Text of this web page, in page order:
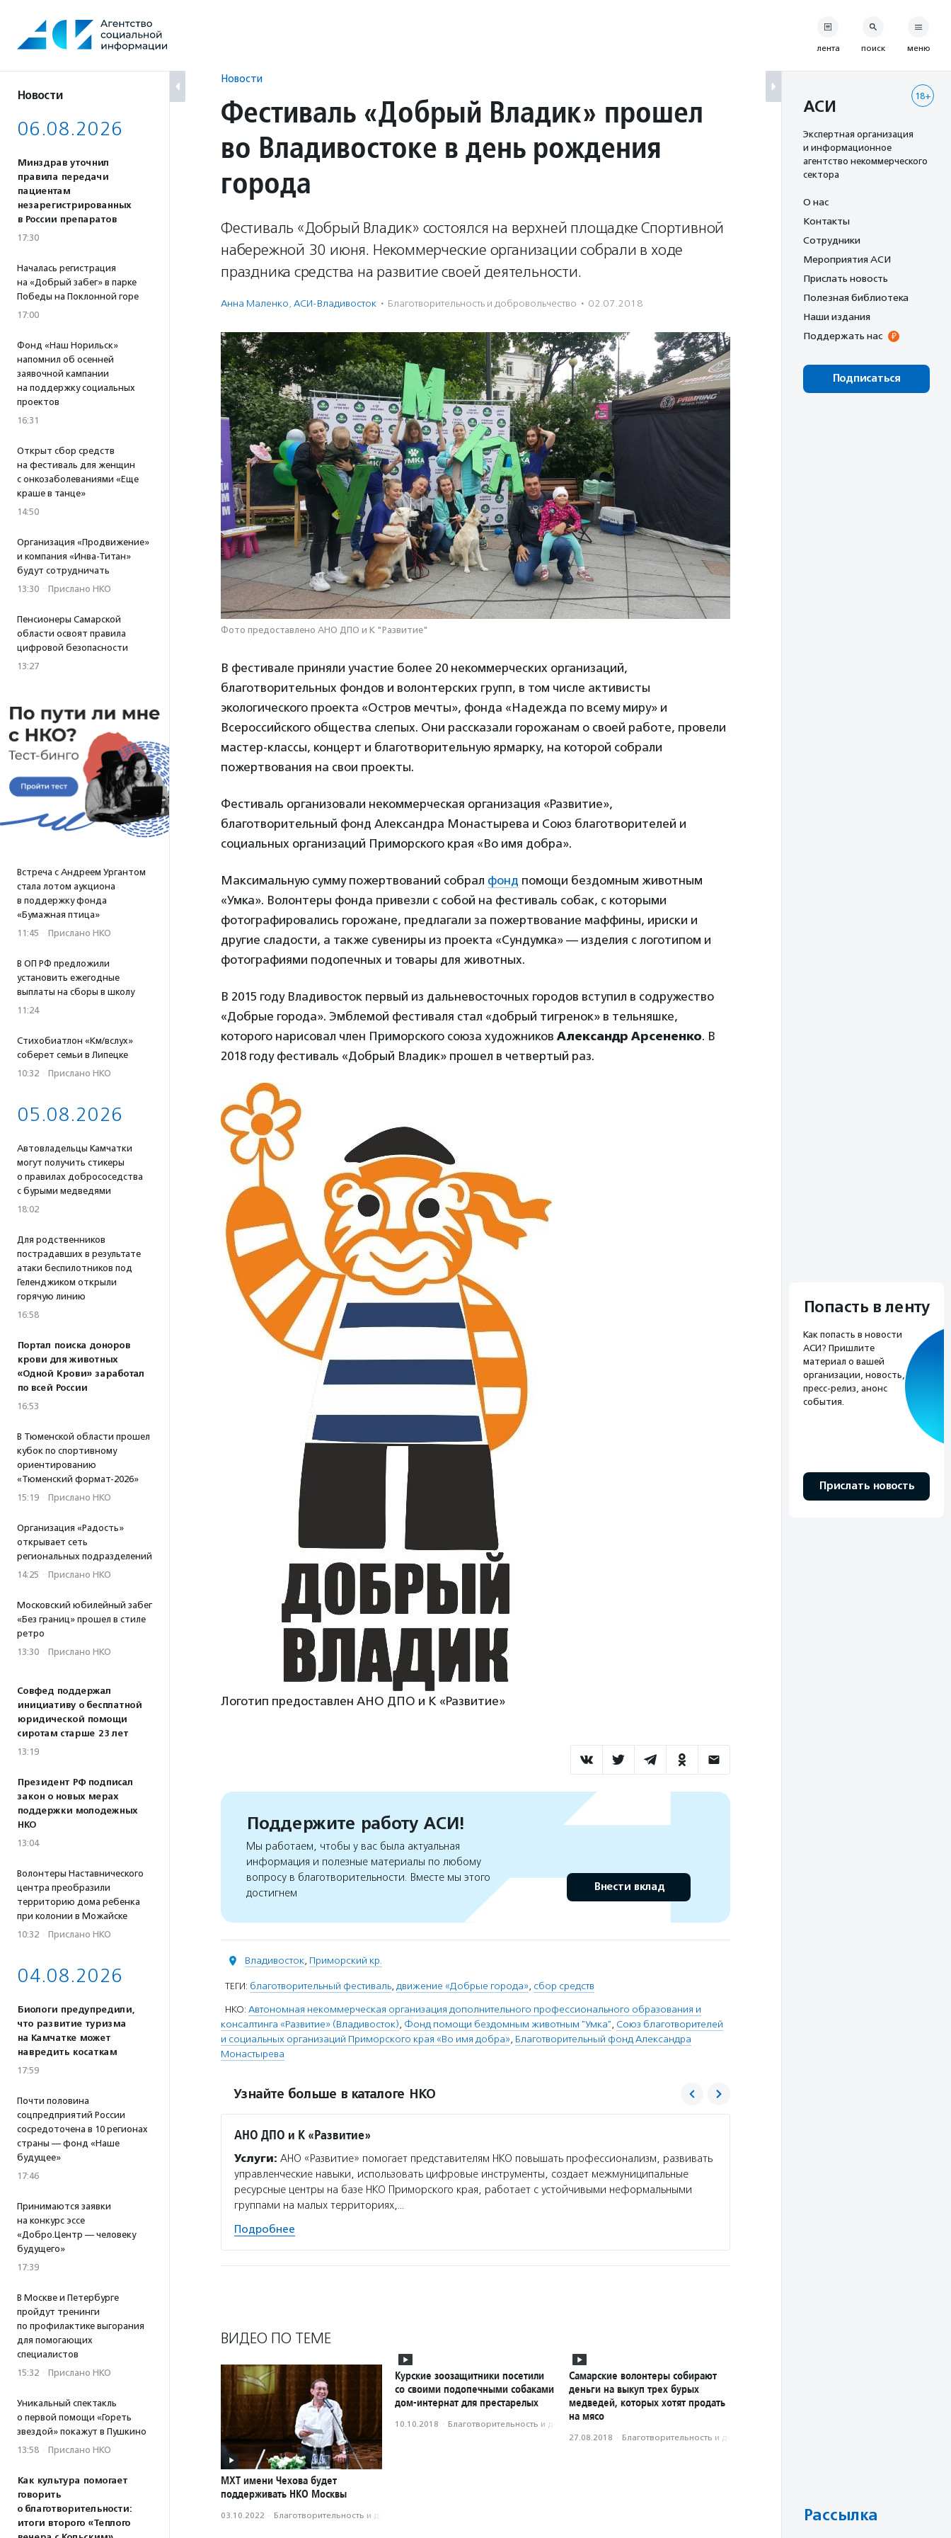
содержанию
Новости
06.08.2026
Минздрав уточнил
правила передачи
пациентам
незарегистрированных
в России препаратов
17:30
Началась регистрация
на «Добрый забег» в парке
Победы на Поклонной горе
17:00
Фонд «Наш Норильск»
напомнил об осенней
заявочной кампании
на поддержку социальных
проектов
16:31
Открыт сбор средств
на фестиваль для женщин
с онкозаболеваниями «Еще
краше в танце»
14:50
Организация «Продвижение»
и компания «Инва-Титан»
будут сотрудничать
13:30 · Прислано НКО
Пенсионеры Самарской
области освоят правила
цифровой безопасности
13:27
Встреча с Андреем Ургантом
стала лотом аукциона
в поддержку фонда
«Бумажная птица»
11:45 · Прислано НКО
В ОП РФ предложили
установить ежегодные
выплаты на сборы в школу
11:24
Стихобиатлон «Км/вслух»
соберет семьи в Липецке
10:32 · Прислано НКО
05.08.2026
Автовладельцы Камчатки
могут получить стикеры
о правилах добрососедства
с бурыми медведями
18:02
Для родственников
пострадавших в результате
атаки беспилотников под
Геленджиком открыли
горячую линию
16:58
Портал поиска доноров
крови для животных
«Одной Крови» заработал
по всей России
16:53
В Тюменской области прошел
кубок по спортивному
ориентированию
«Тюменский формат-2026»
15:19 · Прислано НКО
Организация «Радость»
открывает сеть
региональных подразделений
14:25 · Прислано НКО
Московский юбилейный забег
«Без границ» прошел в стиле
ретро
13:30 · Прислано НКО
Совфед поддержал
инициативу о бесплатной
юридической помощи
сиротам старше 23 лет
13:19
Президент РФ подписал
закон о новых мерах
поддержки молодежных
НКО
13:04
Волонтеры Наставнического
центра преобразили
территорию дома ребенка
при колонии в Можайске
10:32 · Прислано НКО
04.08.2026
Биологи предупредили,
что развитие туризма
на Камчатке может
навредить косаткам
17:59
Почти половина
соцпредприятий России
сосредоточена в 10 регионах
страны — фонд «Наше
будущее»
17:46
Принимаются заявки
на конкурс эссе
«Добро.Центр — человеку
будущего»
17:39
В Москве и Петербурге
пройдут тренинги
по профилактике выгорания
для помогающих
специалистов
15:32 · Прислано НКО
Уникальный спектакль
о первой помощи «Гореть
звездой» покажут в Пушкино
13:58 · Прислано НКО
Как культура помогает
говорить
о благотворительности:
итоги второго «Теплого
Новости
Фестиваль «Добрый Владик» прошел
во Владивостоке в день рождения
города
Фестиваль «Добрый Владик» состоялся на верхней площадке Спортивной
набережной 30 июня. Некоммерческие организации собрали в ходе
праздника средства на развитие своей деятельности.
Анна Маленко, АСИ-Владивосток · Благотвори­тель­ность и доброволь­чест­во · 02.07.2018
Фото предоставлено АНО ДПО и К "Развитие"
В фестивале приняли участие более 20 некоммерческих организаций,
благотворительных фондов и волонтерских групп, в том числе активисты
экологического проекта «Остров мечты», фонда «Надежда по всему миру» и
Всероссийского общества слепых. Они рассказали горожанам о своей работе, провели
мастер-классы, концерт и благотворительную ярмарку, на которой собрали
пожертвования на свои проекты.
Фестиваль организовали некоммерческая организация «Развитие»,
благотворительный фонд Александра Монастырева и Союз благотворителей и
социальных организаций Приморского края «Во имя добра».
Максимальную сумму пожертвований собрал фонд помощи бездомным животным
«Умка». Волонтеры фонда привезли с собой на фестиваль собак, с которыми
фотографировались горожане, предлагали за пожертвование маффины, ириски и
другие сладости, а также сувениры из проекта «Сундумка» — изделия с логотипом и
фотографиями подопечных и товары для животных.
В 2015 году Владивосток первый из дальневосточных городов вступил в содружество
«Добрые города». Эмблемой фестиваля стал «добрый тигренок» в тельняшке,
которого нарисовал член Приморского союза художников Александр Арсененко. В
2018 году фестиваль «Добрый Владик» прошел в четвертый раз.
Логотип предоставлен АНО ДПО и К «Развитие»
Поддержите работу АСИ!
Мы работаем, чтобы у вас была актуальная
информация и полезные материалы по любому
вопросу в благотворительности. Вместе мы этого
достигнем
Внести вклад
Владивосток, Приморский кр.
ТЕГИ: благотворительный фестиваль, движение «Добрые города», сбор средств
НКО: Автономная некоммерческая организация дополнительного профессионального образования и
консалтинга «Развитие» (Владивосток), Фонд помощи бездомным животным "Умка", Союз благотворителей
и социальных организаций Приморского края «Во имя добра», Благотворительный фонд Александра
Монастырева
Узнайте больше в каталоге НКО
АНО ДПО и К «Развитие»
Услуги: АНО «Развитие» помогает представителям НКО повышать профессионализм, развивать
управленческие навыки, использовать цифровые инструменты, создает межмуниципальные
ресурсные центры на базе НКО Приморского края, работает с устойчивыми неформальными
группами на малых территориях,…
Подробнее
ВИДЕО ПО ТЕМЕ
МХТ имени Чехова будет
поддерживать НКО Москвы
03.10.2022 · Благотвори­тель­ность и доброволь­чест­во
Курские зоозащитники посетили
со своими подопечными собаками
дом-интернат для престарелых
10.10.2018 · Благотвори­тель­ность и доброволь­чест­во
Самарские волонтеры собирают
деньги на выкуп трех бурых
медведей, которых хотят продать
на мясо
27.08.2018 · Благотвори­тель­ность и доброволь­чест­во
лента поиск меню
18+
АСИ
Экспертная организация
и информационное
агентство некоммерческого
сектора
О нас
Контакты
Сотрудники
Мероприятия АСИ
Прислать новость
Полезная библиотека
Наши издания
Поддержать нас
Подписаться
Попасть в ленту
Как попасть в новости
АСИ? Пришлите
материал о вашей
организации, новость,
пресс-релиз, анонс
события.
Прислать новость
Рассылка